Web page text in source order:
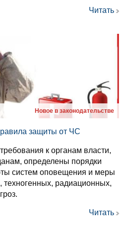
Читать
Новое в законодательстве
за­щи­ты от ЧС
к органам власти,
определены порядки
систем оповещения и меры
радиационных,
Читать